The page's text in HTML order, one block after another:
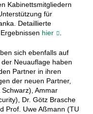
Kabinettsmitgliedern
für
Detaillierte
hier
sich ebenfalls auf
Neuauflage haben
Partner in ihren
der neuen Partner,
Ammar
Dr. Götz Brasche
Prof. Uwe Aßmann (TU